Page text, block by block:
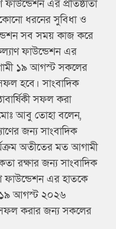
এর প্রতিষ্ঠাতা
ধরনের সুবিধা ও
সব সময় কাজ করে
ফাউন্ডেশন এর
১৯ আগস্ট সকলের
হবে। সাংবাদিক
সফল করা
আবু তোহা বলেন,
জন্য সাংবাদিক
অতীতের মত আগামী
রক্ষার জন্য সাংবাদিক
ফাউন্ডেশন এর হাতকে
১৯ আগস্ট ২০২৬
সফল করার জন্য সকলের